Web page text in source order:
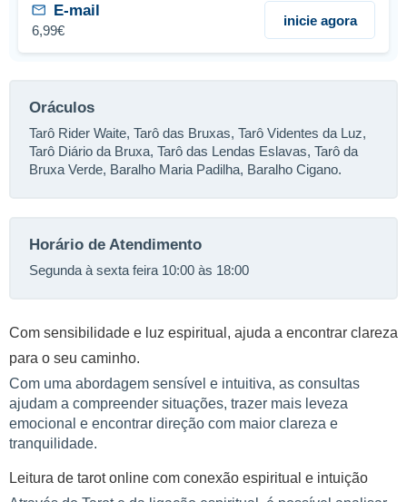
E-mail
6,99€
inicie agora
Oráculos
Tarô Rider Waite, Tarô das Bruxas, Tarô Videntes da Luz,
Tarô Diário da Bruxa, Tarô das Lendas Eslavas, Tarô da
Bruxa Verde, Baralho Maria Padilha, Baralho Cigano.
Horário de Atendimento
Segunda à sexta feira 10:00 às 18:00
Com sensibilidade e luz espiritual, ajuda a encontrar clareza
para o seu caminho.
Com uma abordagem sensível e intuitiva, as consultas
ajudam a compreender situações, trazer mais leveza
emocional e encontrar direção com maior clareza e
tranquilidade.
Leitura de tarot online com conexão espiritual e intuição